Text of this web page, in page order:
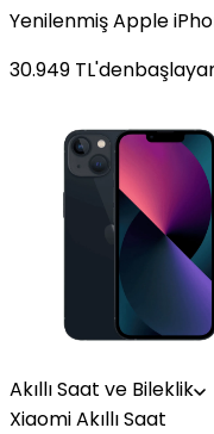
Yenilenmiş Apple
30.949 TL'den
Akıllı Saat ve Bileklik
Xiaomi Akıllı Saat